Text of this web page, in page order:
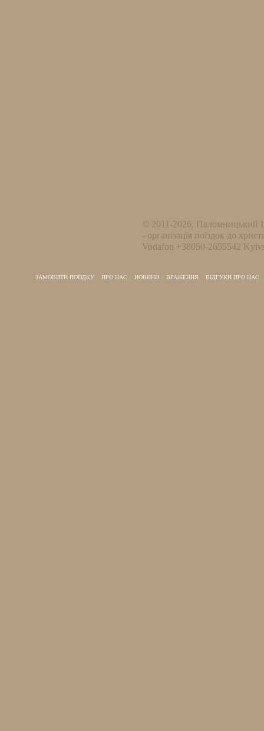
© 2011-2026, Паломницький
- організація поїздок до
Vodafon +38050-2655542
ЗАМОВИТИ ПОЇЗДКУ ПРО НАС НОВИНИ ВРАЖЕННЯ ВІДГУКИ ПРО НАС